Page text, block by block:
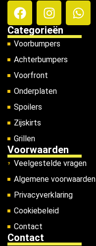
Categorieën
Voorbumpers
Achterbumpers
Voorfront
Onderplaten
Spoilers
Zijskirts
Grillen
Voorwaarden
Veelgestelde vragen
Algemene voorwaarden
Privacyverklaring
Cookiebeleid
Contact
Contact